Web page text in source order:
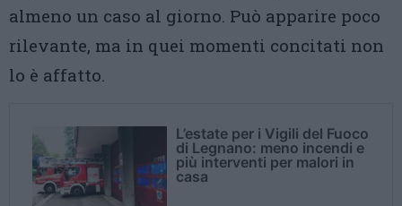
almeno un caso al giorno. Può apparire poco
rilevante, ma in quei momenti concitati non
lo è affatto.